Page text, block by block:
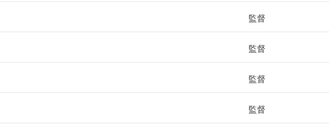
監督
監督
監督
監督